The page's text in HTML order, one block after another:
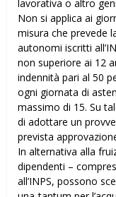
lavorativa o altro
Non si applica ai
misura che prevede
autonomi iscritti
non superiore ai 12
indennità pari al 50
ogni giornata di
massimo di 15. Su
di adottare un
prevista
In alternativa alla
dipendenti –
all’INPS, possono